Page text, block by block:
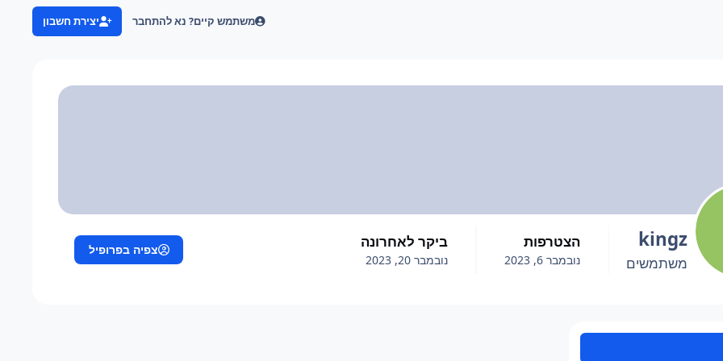
משתמש קיים? נא להתחבר יצירת חשבון
kingz
משתמשים
הצטרפות
נובמבר 6, 2023
ביקר לאחרונה
נובמבר 20, 2023
צפיה בפרופיל